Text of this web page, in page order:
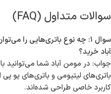
سوالات متداول (FAQ)
سوال ۱: چه نوع باتری‌هایی را
آباد خرید؟
جواب: در مومن آباد شما می‌توانید
باتری‌های لیتیومی و باتری‌های یو
کاربرد خاصی طراحی شده‌اند.